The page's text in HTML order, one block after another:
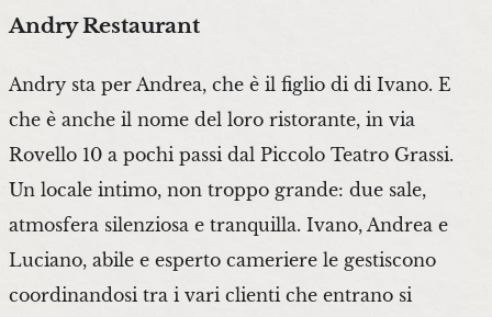
Andry Restaurant
Andry sta per Andrea, che è il figlio di di Ivano. E
che è anche il nome del loro ristorante, in via
Rovello 10 a pochi passi dal Piccolo Teatro Grassi.
Un locale intimo, non troppo grande: due sale,
atmosfera silenziosa e tranquilla. Ivano, Andrea e
Luciano, abile e esperto cameriere le gestiscono
coordinandosi tra i vari clienti che entrano si